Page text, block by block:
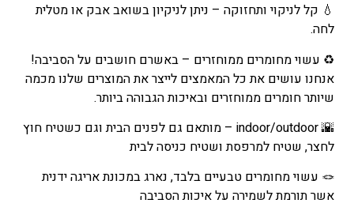
💧 קל לניקוי ותחזוקה – ניתן לניקיון בשואב אבק או מטלית
לחה.
♻️ עשוי מחומרים ממוחזרים – באשרם חושבים על הסביבה!
אנחנו עושים את כל המאמצים לייצר את המוצרים שלנו מכמה
שיותר חומרים ממוחזרים ובאיכות הגבוהה ביותר.
🌇 indoor/outdoor – מותאם גם לפנים הבית וגם כשטיח חוץ
לחצר, שטיח למרפסת ושטיח כניסה לבית
🪢 עשוי מחומרים טבעיים בלבד, נארג במכונת אריגה ידנית
אשר תורמת לשמירה על איכות הסביבה